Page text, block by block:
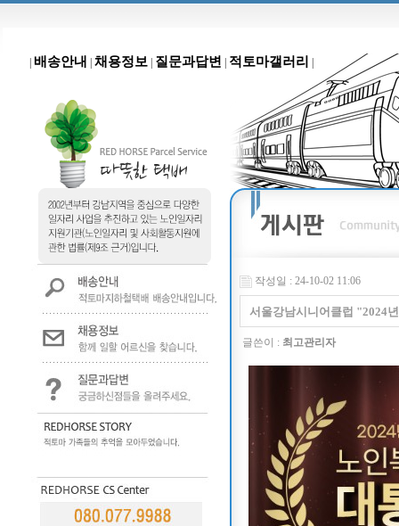
배송안내 채용정보 질문과답변 적토마갤러리
작성일 : 24-10-02 11:06
서울강남시니어클럽 "2024
글쓴이 : 최고관리자